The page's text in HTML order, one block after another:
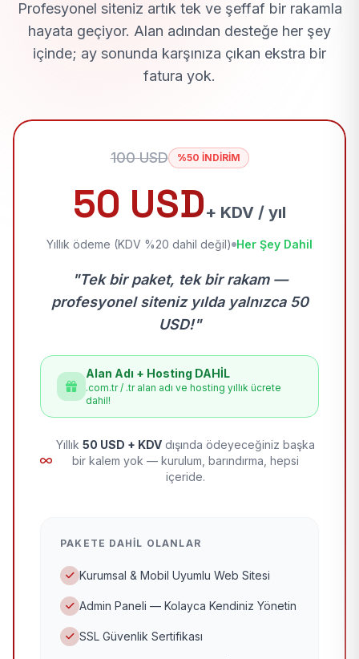
Profesyonel siteniz artık tek ve şeffaf bir rakamla
hayata geçiyor. Alan adından desteğe her şey
içinde; ay sonunda karşınıza çıkan ekstra bir
fatura yok.
100 USD %50 İNDİRİM
50 USD+ KDV / yıl
Yıllık ödeme (KDV %20 dahil değil) Her Şey Dahil
"Tek bir paket, tek bir rakam —
profesyonel siteniz yılda yalnızca 50
USD!"
Alan Adı + Hosting DAHİL
.com.tr / .tr alan adı ve hosting yıllık ücrete
dahil!
Yıllık 50 USD + KDV dışında ödeyeceğiniz başka
bir kalem yok — kurulum, barındırma, hepsi
içeride.
PAKETE DAHIL OLANLAR
Kurumsal & Mobil Uyumlu Web Sitesi
Admin Paneli — Kolayca Kendiniz Yönetin
SSL Güvenlik Sertifikası